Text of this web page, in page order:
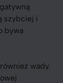
szybciej i
bywa
wady.